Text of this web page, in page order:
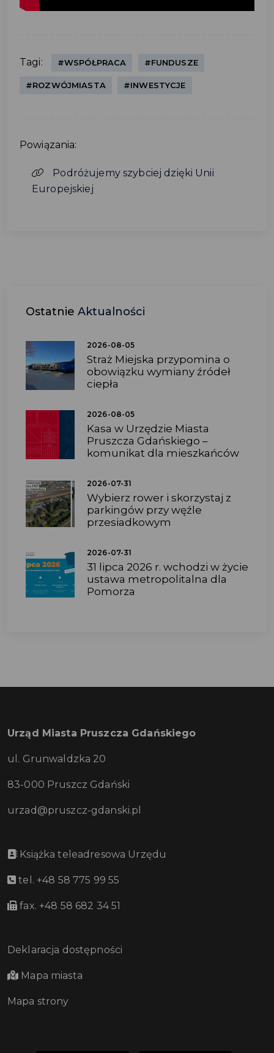
Tagi: #WSPÓŁPRACA #FUNDUSZE
#ROZWÓJMIASTA #INWESTYCJE
Powiązania:
Podróżujemy szybciej dzięki Unii
Europejskiej
Ostatnie Aktualności
2026-08-05
Straż Miejska przypomina o
obowiązku wymiany źródeł
ciepła
2026-08-05
Kasa w Urzędzie Miasta
Pruszcza Gdańskiego –
komunikat dla mieszkańców
2026-07-31
Wybierz rower i skorzystaj z
parkingów przy węźle
przesiadkowym
2026-07-31
31 lipca 2026 r. wchodzi w życie
ustawa metropolitalna dla
Pomorza
Urząd Miasta Pruszcza Gdańskiego
ul. Grunwaldzka 20
83-000 Pruszcz Gdański
urzad@pruszcz-gdanski.pl
Książka teleadresowa Urzędu
tel. +48 58 775 99 55
fax. +48 58 682 34 51
Deklaracja dostępności
Mapa miasta
Mapa strony